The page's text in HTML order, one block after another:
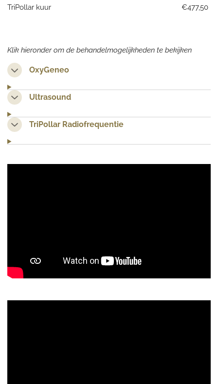
TriPollar kuur
€477,50
Klik hieronder om de behandelmogelijkheden te bekijken
OxyGeneo
Ultrasound
TriPollar Radiofrequentie